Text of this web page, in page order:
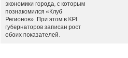
экономики города, с которым
познакомился «Клуб
Регионов». При этом в KPI
губернаторов записан рост
обоих показателей.